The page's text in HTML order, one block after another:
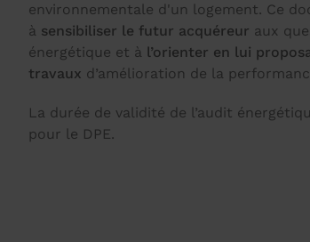
environnementale d'un logement. Ce
à sensibiliser le futur acquéreur aux
énergétique et à l’orienter en lui
travaux d’amélioration de la
La durée de validité de l’audit
pour le DPE.